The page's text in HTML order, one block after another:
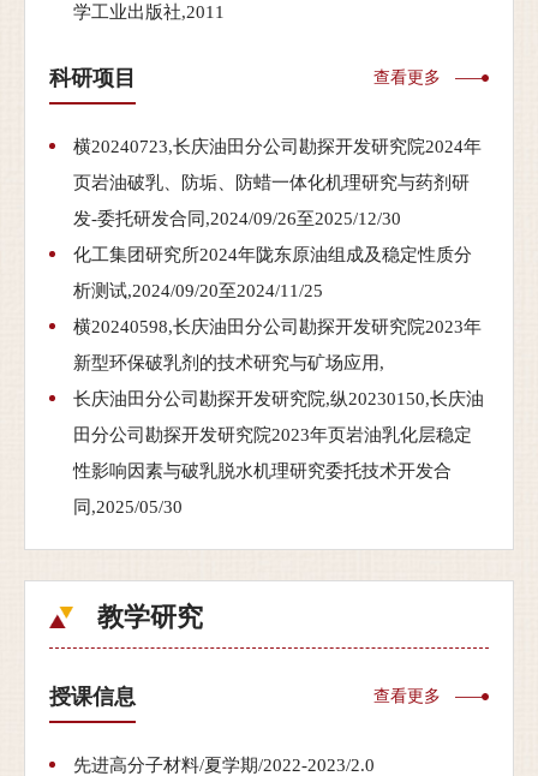
学工业出版社,2011
科研项目 查看更多
横20240723,长庆油田分公司勘探开发研究院2024年
页岩油破乳、防垢、防蜡一体化机理研究与药剂研
发-委托研发合同,2024/09/26至2025/12/30
化工集团研究所2024年陇东原油组成及稳定性质分
析测试,2024/09/20至2024/11/25
横20240598,长庆油田分公司勘探开发研究院2023年
新型环保破乳剂的技术研究与矿场应用,
长庆油田分公司勘探开发研究院,纵20230150,长庆油
田分公司勘探开发研究院2023年页岩油乳化层稳定
性影响因素与破乳脱水机理研究委托技术开发合
同,2025/05/30
教学研究
授课信息 查看更多
先进高分子材料/夏学期/2022-2023/2.0